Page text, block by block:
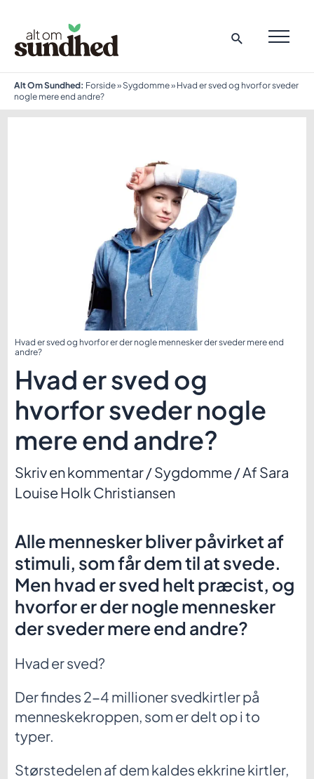
indholdet
Alt Om Sundhed: Forside» Sygdomme» Hvad er sved og hvorfor sveder
nogle mere end andre?
Hvad er sved og hvorfor er der nogle mennesker der sveder mere end
andre?
Hvad er sved og
hvorfor sveder nogle
mere end andre?
Skriv en kommentar /Sygdomme/ AfSara
Louise Holk Christiansen
Alle mennesker bliver påvirket af
stimuli, som får dem til at svede.
Men hvad er sved helt præcist, og
hvorfor er der nogle mennesker
der sveder mere end andre?
Hvad er sved?
Der findes 2-4 millioner svedkirtler på
menneskekroppen, som er delt op i to
typer.
Størstedelen af dem kaldes ekkrine kirtler,